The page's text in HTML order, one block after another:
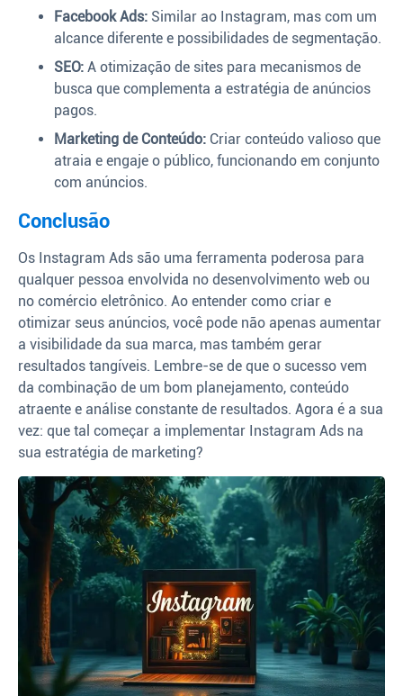
Facebook Ads: Similar ao Instagram, mas com um
alcance diferente e possibilidades de segmentação.
SEO: A otimização de sites para mecanismos de
busca que complementa a estratégia de anúncios
pagos.
Marketing de Conteúdo: Criar conteúdo valioso que
atraia e engaje o público, funcionando em conjunto
com anúncios.
Conclusão
Os Instagram Ads são uma ferramenta poderosa para
qualquer pessoa envolvida no desenvolvimento web ou
no comércio eletrônico. Ao entender como criar e
otimizar seus anúncios, você pode não apenas aumentar
a visibilidade da sua marca, mas também gerar
resultados tangíveis. Lembre-se de que o sucesso vem
da combinação de um bom planejamento, conteúdo
atraente e análise constante de resultados. Agora é a sua
vez: que tal começar a implementar Instagram Ads na
sua estratégia de marketing?